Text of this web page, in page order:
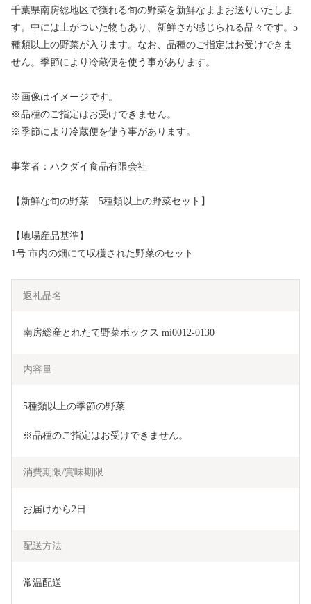
千葉県南房総地区で獲れる旬の野菜を新鮮なままお送りいたしま
す。中には土がついた物もあり、新鮮さが感じられる品々です。5
種類以上の野菜が入ります。なお、品種のご指定はお受けできま
せん。季節により冷蔵便を使う事があります。
※画像はイメージです。
※品種のご指定はお受けできません。
※季節により冷蔵便を使う事があります。
事業者：ハクダイ食品有限会社
【新鮮な旬の野菜 5種類以上の野菜セット】
【地場産品基準】
1号 市内の畑にて収穫された野菜のセット
返礼品名
南房総産とれたて野菜ボックス mi0012-0130
内容量
5種類以上の季節の野菜
※品種のご指定はお受けできません。
消費期限/賞味期限
お届けから2日
配送方法
常温配送